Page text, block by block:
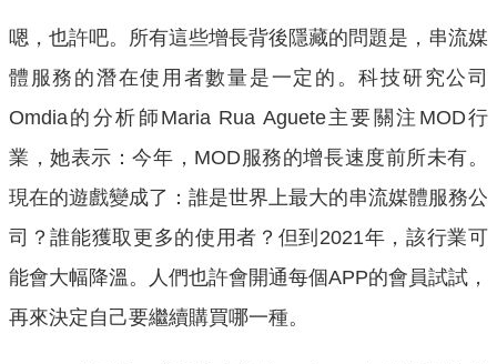
嗯，也許吧。所有這些增長背後隱藏的問題是，串流媒
體服務的潛在使用者數量是一定的。科技研究公司
Omdia的分析師Maria Rua Aguete主要關注MOD行
業，她表示：今年，MOD服務的增長速度前所未有。
現在的遊戲變成了：誰是世界上最大的串流媒體服務公
司？誰能獲取更多的使用者？但到2021年，該行業可
能會大幅降溫。人們也許會開通每個APP的會員試試，
再來決定自己要繼續購買哪一種。